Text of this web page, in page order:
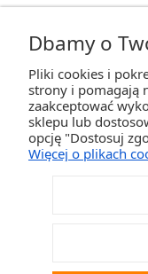
Dbamy o
Pliki cookies i
strony i pomagają
zaakceptować
sklepu lub
opcję "Dostosuj
Więcej o plikach